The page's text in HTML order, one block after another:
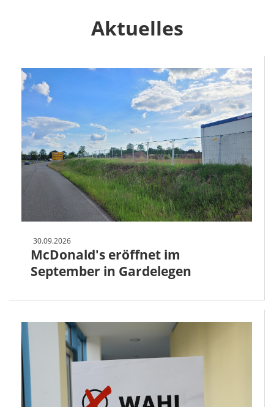
Aktuelles
30.09.2026
McDonald's eröffnet im
September in Gardelegen